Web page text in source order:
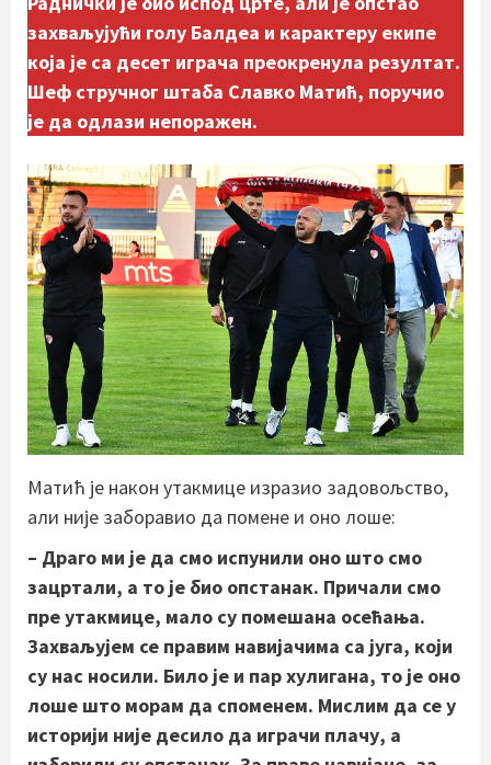
захваљујући голу Балдеа и карактеру екипе
која је са десет играча преокренула резултат.
Шеф стручног штаба Славко Матић, поручио
је да одлази непоражен.
Матић је након утакмице изразио задовољство,
али није заборавио да помене и оно лоше:
– Драго ми је да смо испунили оно што смо
зацртали, а то је био опстанак. Причали смо
пре утакмице, мало су помешана осећања.
Захваљујем се правим навијачима са југа, који
су нас носили. Било је и пар хулигана, то је оно
лоше што морам да споменем. Мислим да се у
историји није десило да играчи плачу, а